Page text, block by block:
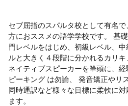
セブ屈指のスパルタ校として有名
方におススメの語学学校です。 基
門レベルをはじめ、初級レベル、
ルと大きく４段階に分かれるカリキ
ネイティブスピーカーを筆頭に、
ピーキング は勿論、 発音矯正やリ
同時通訳など様々な目標に柔軟に
ます。